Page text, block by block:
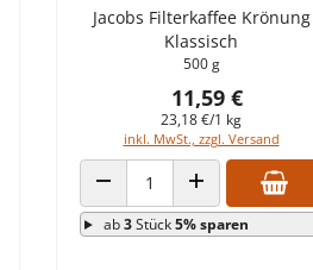
Jacobs Filterkaffee Krönung
Klassisch
500 g
11,59 €
23,18 €/1 kg
inkl. MwSt., zzgl. Versand
ANZAHL VERRINGERN
ANZAHL
ab3Stück5% sparen